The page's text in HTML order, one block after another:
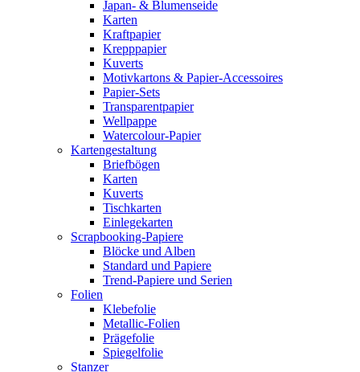
Japan- & Blumenseide
Karten
Kraftpapier
Krepppapier
Kuverts
Motivkartons & Papier-Accessoires
Papier-Sets
Transparentpapier
Wellpappe
Watercolour-Papier
Kartengestaltung
Briefbögen
Karten
Kuverts
Tischkarten
Einlegekarten
Scrapbooking-Papiere
Blöcke und Alben
Standard und Papiere
Trend-Papiere und Serien
Folien
Klebefolie
Metallic-Folien
Prägefolie
Spiegelfolie
Stanzer